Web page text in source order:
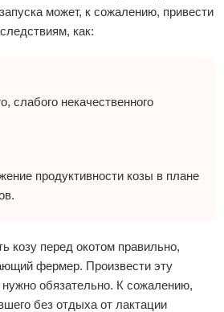
может, к сожалению, привести
как:
слабого некачественного
продуктивности козы в плане
козу перед окотом правильно,
фермер. Произвести эту
обязательно. К сожалению,
без отдыха от лактации